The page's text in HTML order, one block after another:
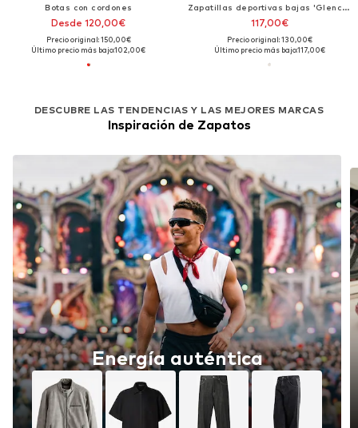
Botas con cordones
Desde 120,00€
Precio original: 150,00€
Último precio más bajo:102,00€
DESCUBRE LAS TENDENCIAS Y LAS MEJORES MARCAS
Inspiración de Zapatos
Energía auténtica
Zapatillas deportivas bajas 'Glenclyffe Urban'
117,00€
Precio original: 130,00€
Último precio más bajo:117,00€